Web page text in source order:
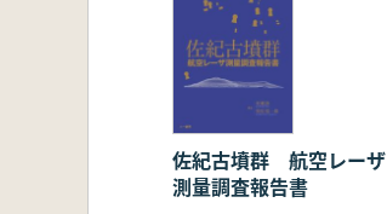
佐紀古墳群 航空レーザ
測量調査報告書